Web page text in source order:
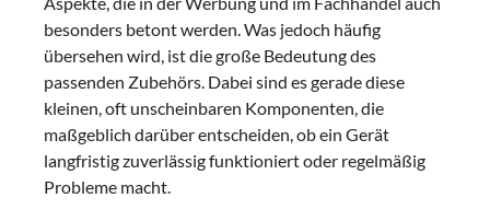
besonders betont werden. Was jedoch häufig
übersehen wird, ist die große Bedeutung des
passenden Zubehörs. Dabei sind es gerade diese
kleinen, oft unscheinbaren Komponenten, die
maßgeblich darüber entscheiden, ob ein Gerät
langfristig zuverlässig funktioniert oder regelmäßig
Probleme macht.